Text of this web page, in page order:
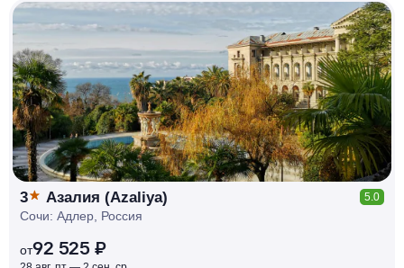
КЕШБЭК
РУБЛЯ
МИ
Д
О 7
%
3 Азалия (Azaliya) 5.0
Сочи: Адлер, Россия
от92 525 ₽